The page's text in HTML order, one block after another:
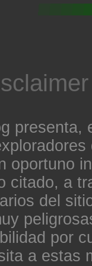
presenta,
oportuno
citado, a
del
por
a estas